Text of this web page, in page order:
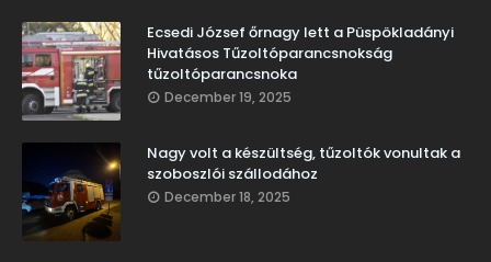
Ecsedi József őrnagy lett a Püspökladányi
Hivatásos Tűzoltóparancsnokság
tűzoltóparancsnoka
December 19, 2025
Nagy volt a készültség, tűzoltók vonultak a
szoboszlói szállodához
December 18, 2025